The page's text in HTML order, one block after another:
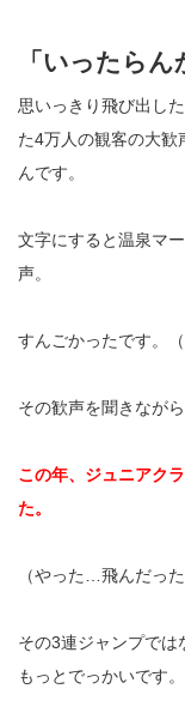
「いったらん
思いっきり飛び出し
た4万人の観客の大歓
んです。
文字にすると温泉マ
声。
すんごかったです。
その歓声を聞きながら
この年、ジュニアク
た。
（やった…飛んだっ
その3連ジャンプでは
もっとでっかいです